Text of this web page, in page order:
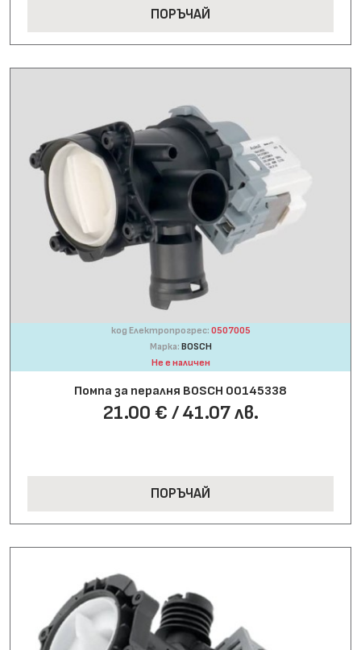
ПОРЪЧАЙ
код Електропрогрес: 0507005
Марка: BOSCH
Не е наличен
Помпа за пералня BOSCH 00145338
21.00 € / 41.07 лв.
ПОРЪЧАЙ